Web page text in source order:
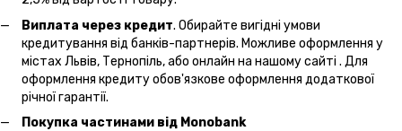
Виплата через кредит. Обирайте вигідні умови
кредитування від банків-партнерів. Можливе оформлення у
містах Львів, Тернопіль, або онлайн на нашому сайті . Для
оформлення кредиту обов'язкове оформлення додаткової
річної гарантії.
Покупка частинами від Monobank